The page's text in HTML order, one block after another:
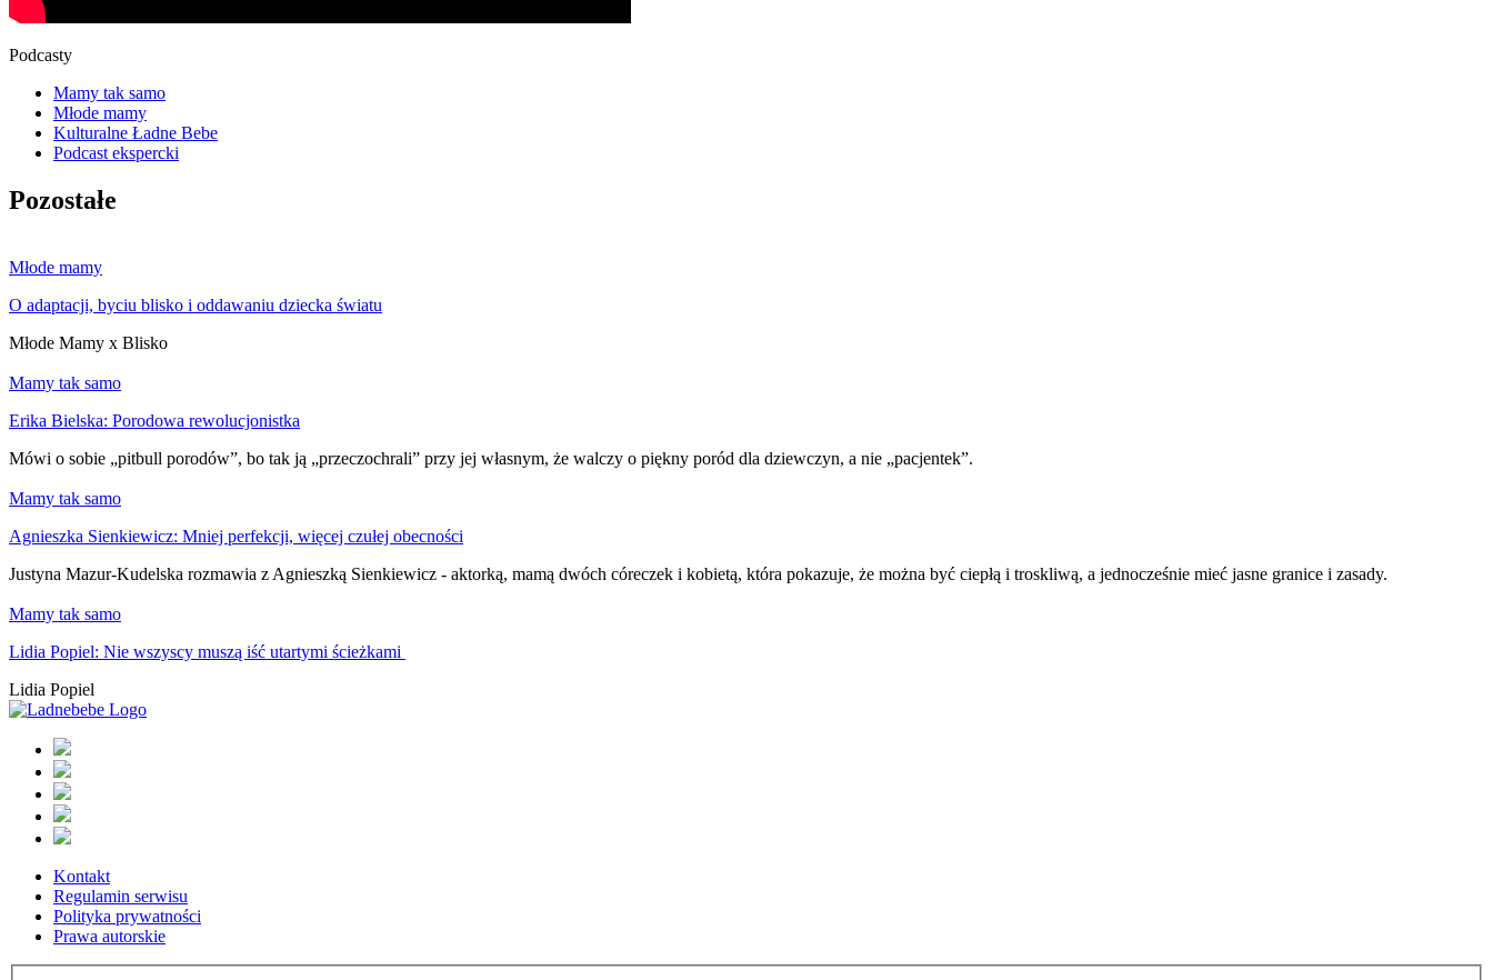
Podcasty
Mamy tak samo
Młode mamy
Kulturalne Ładne Bebe
Podcast ekspercki
Pozostałe
Młode mamy
O adaptacji, byciu blisko i oddawaniu dziecka światu
Młode Mamy x Blisko
Mamy tak samo
Erika Bielska: Porodowa rewolucjonistka
Mówi o sobie „pitbull porodów”, bo tak ją „przeczochrali” przy jej własnym, że walczy o piękny poród dla dziewczyn, a nie „pacjentek”.
Mamy tak samo
Agnieszka Sienkiewicz: Mniej perfekcji, więcej czułej obecności
Justyna Mazur-Kudelska rozmawia z Agnieszką Sienkiewicz - aktorką, mamą dwóch córeczek i kobietą, która pokazuje, że można być ciepłą i troskliwą, a jednocześnie mieć jasne granice i zasady.
Mamy tak samo
Lidia Popiel: Nie wszyscy muszą iść utartymi ścieżkami
Lidia Popiel
Kontakt
Regulamin serwisu
Polityka prywatności
Prawa autorskie